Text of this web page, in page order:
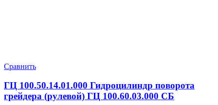
Сравнить
ГЦ 100.50.14.01.000 Гидроцилиндр поворота
грейдера (рулевой) ГЦ 100.60.03.000 СБ